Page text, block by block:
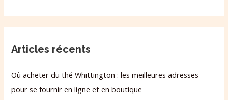
Articles récents
Où acheter du thé Whittington : les meilleures adresses
pour se fournir en ligne et en boutique